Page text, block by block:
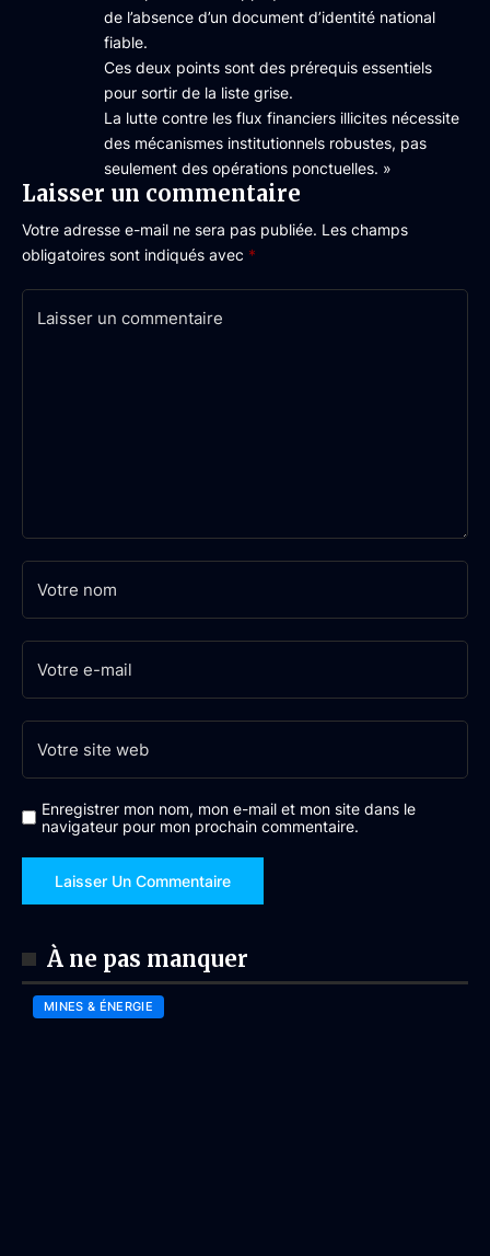
de l’absence d’un document d’identité national
fiable.
Ces deux points sont des prérequis essentiels
pour sortir de la liste grise.
La lutte contre les flux financiers illicites nécessite
des mécanismes institutionnels robustes, pas
seulement des opérations ponctuelles. »
Laisser un commentaire
Votre adresse e-mail ne sera pas publiée. Les champs
obligatoires sont indiqués avec *
Enregistrer mon nom, mon e-mail et mon site dans le
navigateur pour mon prochain commentaire.
À ne pas manquer
MINES & ÉNERGIE